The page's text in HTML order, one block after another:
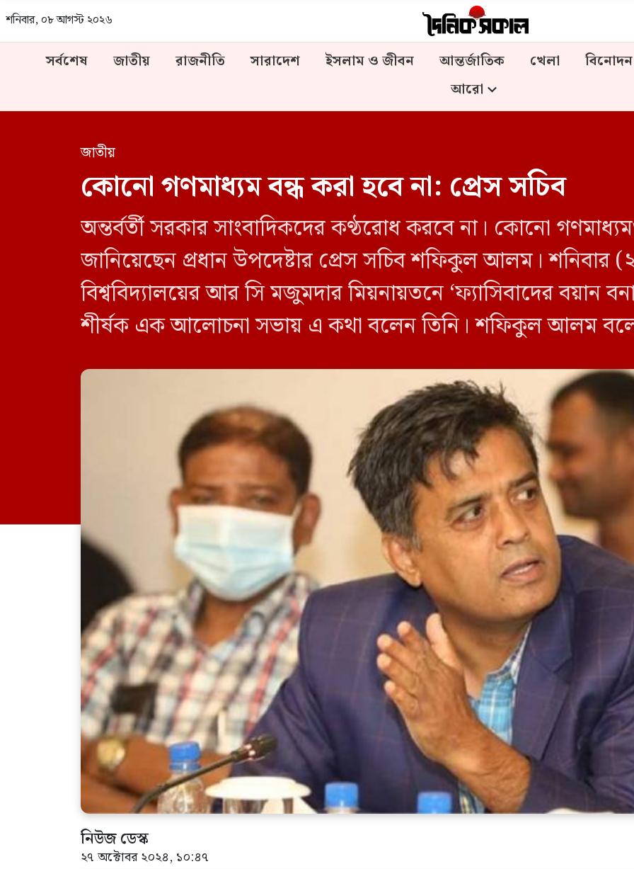
শনিবার, ০৮ আগস্ট ২০২৬
সর্বশেষ জাতীয় রাজনীতি সারাদেশ ইসলাম ও জীবন আন্তর্জাতিক খেলা বিনোদন
আরো
জাতীয়
কোনো গণমাধ্যম বন্ধ করা হবে না: প্রেস সচিব
অন্তর্বর্তী সরকার সাংবাদিকদের কণ্ঠরোধ করবে না। কোনো
জানিয়েছেন প্রধান উপদেষ্টার প্রেস সচিব শফিকুল আলম। শনিবার
বিশ্ববিদ্যালয়ের আর সি মজুমদার মিয়নায়তনে ‘ফ্যাসিবাদের বয়ান
শীর্ষক এক আলোচনা সভায় এ কথা বলেন তিনি। শফিকুল আলম
নিউজ ডেস্ক
২৭ অক্টোবর ২০২৪, ১০:৪৭